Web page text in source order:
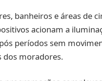
banheiros e áreas de
acionam a
períodos sem
dos moradores.